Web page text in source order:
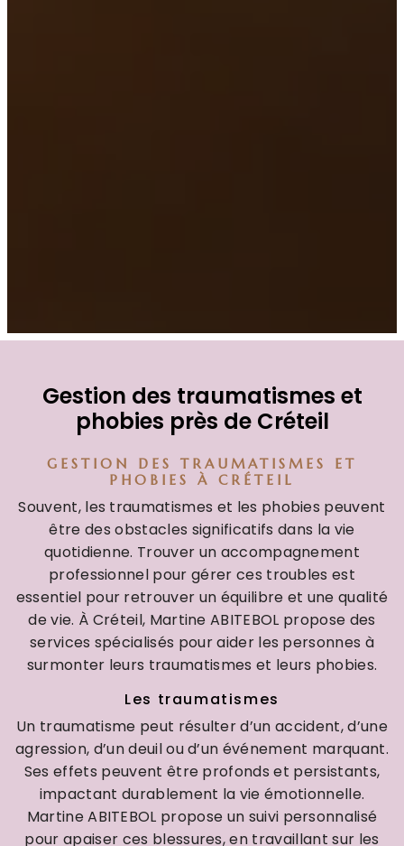
Gestion des traumatismes et
phobies près de Créteil
GESTION DES TRAUMATISMES ET
PHOBIES À CRÉTEIL
Souvent, les traumatismes et les phobies peuvent
être des obstacles significatifs dans la vie
quotidienne. Trouver un accompagnement
professionnel pour gérer ces troubles est
essentiel pour retrouver un équilibre et une qualité
de vie. À Créteil, Martine ABITEBOL propose des
services spécialisés pour aider les personnes à
surmonter leurs traumatismes et leurs phobies.
Les traumatismes
Un traumatisme peut résulter d’un accident, d’une
agression, d’un deuil ou d’un événement marquant.
Ses effets peuvent être profonds et persistants,
impactant durablement la vie émotionnelle.
Martine ABITEBOL propose un suivi personnalisé
pour apaiser ces blessures, en travaillant sur les